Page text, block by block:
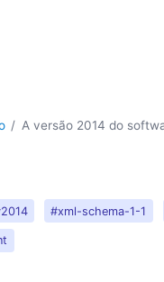
A versão 2014 do
#xml-schema-1-1